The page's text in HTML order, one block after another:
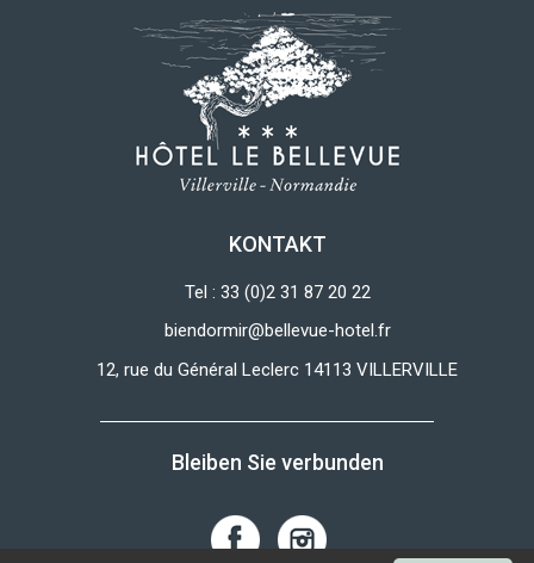
KONTAKT
Tel : 33 (0)2 31 87 20 22
biendormir@bellevue-hotel.fr
12, rue du Général Leclerc 14113 VILLERVILLE
Bleiben Sie verbunden